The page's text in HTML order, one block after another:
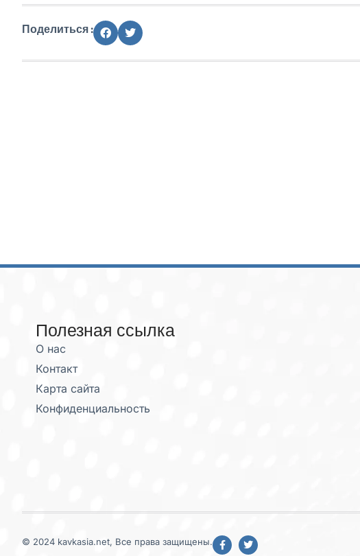
Поделиться :
Полезная ссылка
О нас
Контакт
Карта сайта
Конфиденциальность
© 2024 kavkasia.net, Все права защищены.